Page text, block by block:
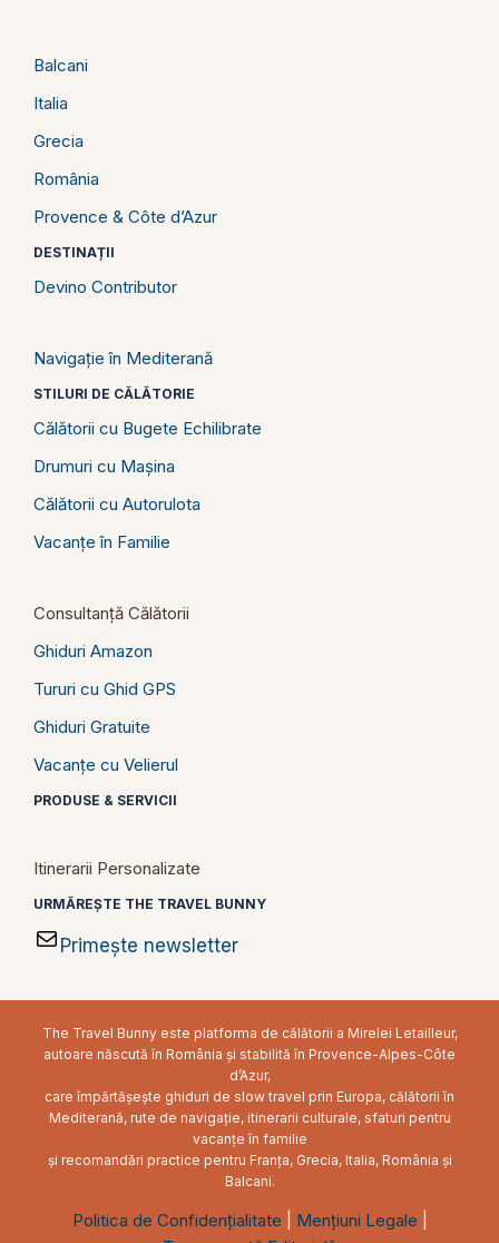
Balcani
Italia
Grecia
România
Provence & Côte d’Azur
DESTINAȚII
Devino Contributor
Navigație în Mediterană
STILURI DE CĂLĂTORIE
Călătorii cu Bugete Echilibrate
Drumuri cu Mașina
Călătorii cu Autorulota
Vacanțe în Familie
Consultanță Călătorii
Ghiduri Amazon
Tururi cu Ghid GPS
Ghiduri Gratuite
Vacanțe cu Velierul
PRODUSE & SERVICII
Itinerarii Personalizate
URMĂREȘTE THE TRAVEL BUNNY
Primește newsletter
The Travel Bunny este platforma de călătorii a Mirelei Letailleur,
autoare născută în România și stabilită în Provence-Alpes-Côte
d’Azur,
care împărtășește ghiduri de slow travel prin Europa, călătorii în
Mediterană, rute de navigație, itinerarii culturale, sfaturi pentru
vacanțe în familie
și recomandări practice pentru Franța, Grecia, Italia, România și
Balcani.
Politica de Confidențialitate Mențiuni Legale